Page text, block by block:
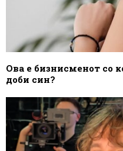
Ова е бизнисменот со
доби син?